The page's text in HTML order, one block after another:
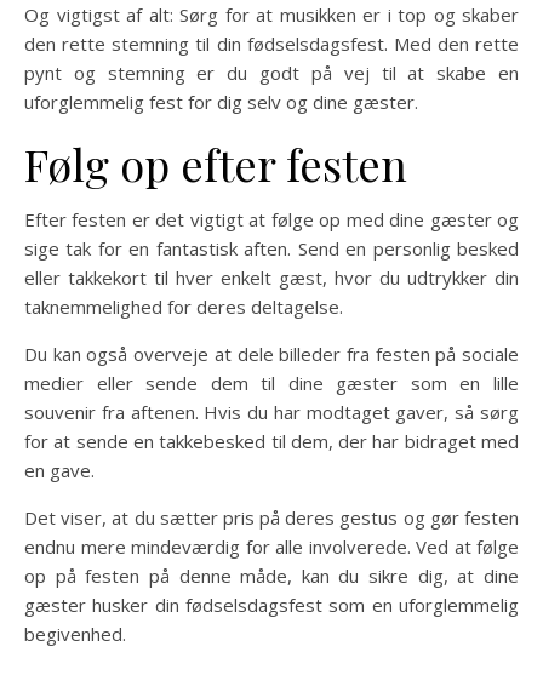
Og vigtigst af alt: Sørg for at musikken er i top og skaber
den rette stemning til din fødselsdagsfest. Med den rette
pynt og stemning er du godt på vej til at skabe en
uforglemmelig fest for dig selv og dine gæster.
Følg op efter festen
Efter festen er det vigtigt at følge op med dine gæster og
sige tak for en fantastisk aften. Send en personlig besked
eller takkekort til hver enkelt gæst, hvor du udtrykker din
taknemmelighed for deres deltagelse.
Du kan også overveje at dele billeder fra festen på sociale
medier eller sende dem til dine gæster som en lille
souvenir fra aftenen. Hvis du har modtaget gaver, så sørg
for at sende en takkebesked til dem, der har bidraget med
en gave.
Det viser, at du sætter pris på deres gestus og gør festen
endnu mere mindeværdig for alle involverede. Ved at følge
op på festen på denne måde, kan du sikre dig, at dine
gæster husker din fødselsdagsfest som en uforglemmelig
begivenhed.